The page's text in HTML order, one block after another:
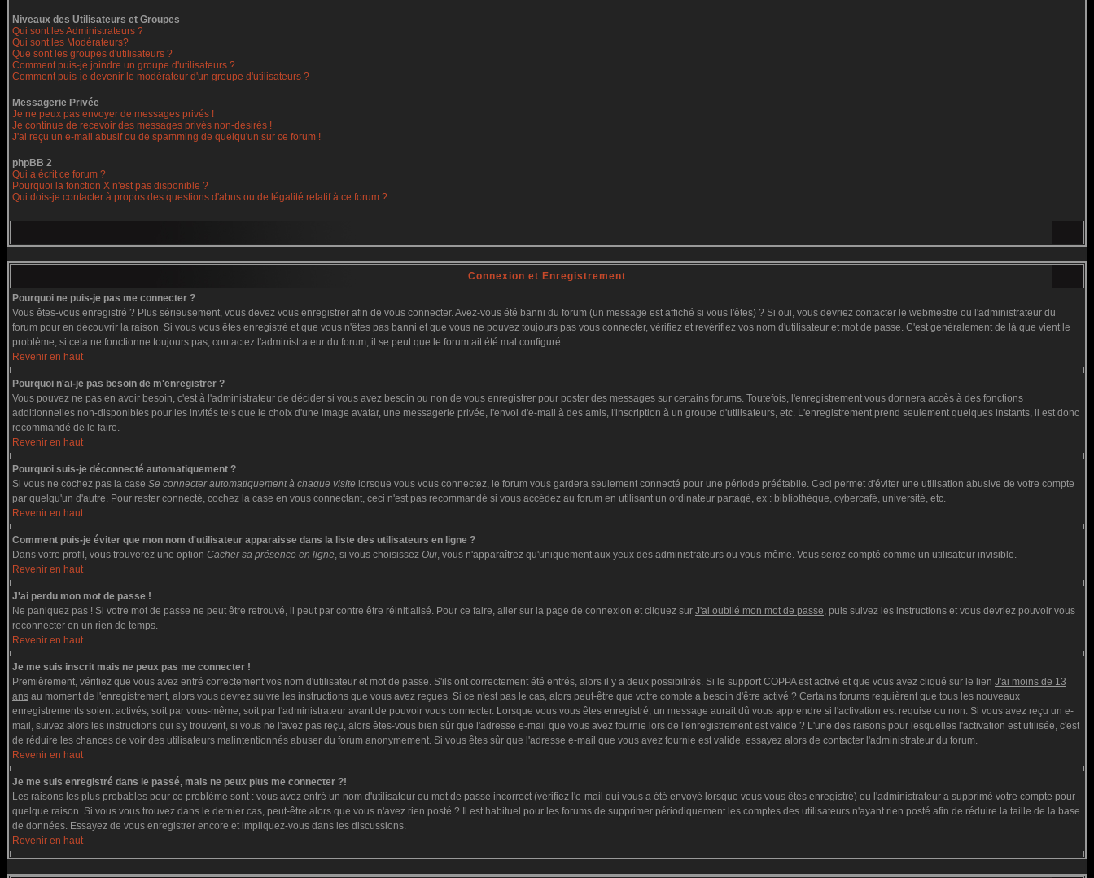
Niveaux des Utilisateurs et Groupes
Qui sont les Administrateurs ?
Qui sont les Modérateurs?
Que sont les groupes d'utilisateurs ?
Comment puis-je joindre un groupe d'utilisateurs ?
Comment puis-je devenir le modérateur d'un groupe d'utilisateurs ?
Messagerie Privée
Je ne peux pas envoyer de messages privés !
Je continue de recevoir des messages privés non-désirés !
J'ai reçu un e-mail abusif ou de spamming de quelqu'un sur ce forum !
phpBB 2
Qui a écrit ce forum ?
Pourquoi la fonction X n'est pas disponible ?
Qui dois-je contacter à propos des questions d'abus ou de légalité relatif à ce forum ?
Connexion et Enregistrement
Pourquoi ne puis-je pas me connecter ?
Vous êtes-vous enregistré ? Plus sérieusement, vous devez vous enregistrer afin de vous connecter. Avez-vous été banni du forum (un message est affiché si vous l'êtes) ? Si oui, vous devriez contacter le webmestre ou l'administrateur du
forum pour en découvrir la raison. Si vous vous êtes enregistré et que vous n'êtes pas banni et que vous ne pouvez toujours pas vous connecter, vérifiez et revérifiez vos nom d'utilisateur et mot de passe. C'est généralement de là que vient le
problème, si cela ne fonctionne toujours pas, contactez l'administrateur du forum, il se peut que le forum ait été mal configuré.
Revenir en haut
Pourquoi n'ai-je pas besoin de m'enregistrer ?
Vous pouvez ne pas en avoir besoin, c'est à l'administrateur de décider si vous avez besoin ou non de vous enregistrer pour poster des messages sur certains forums. Toutefois, l'enregistrement vous donnera accès à des fonctions
additionnelles non-disponibles pour les invités tels que le choix d'une image avatar, une messagerie privée, l'envoi d'e-mail à des amis, l'inscription à un groupe d'utilisateurs, etc. L'enregistrement prend seulement quelques instants, il est donc
recommandé de le faire.
Revenir en haut
Pourquoi suis-je déconnecté automatiquement ?
Si vous ne cochez pas la case Se connecter automatiquement à chaque visite lorsque vous vous connectez, le forum vous gardera seulement connecté pour une période préétablie. Ceci permet d'éviter une utilisation abusive de votre compte
par quelqu'un d'autre. Pour rester connecté, cochez la case en vous connectant, ceci n'est pas recommandé si vous accédez au forum en utilisant un ordinateur partagé, ex : bibliothèque, cybercafé, université, etc.
Revenir en haut
Comment puis-je éviter que mon nom d'utilisateur apparaisse dans la liste des utilisateurs en ligne ?
Dans votre profil, vous trouverez une option Cacher sa présence en ligne, si vous choisissez Oui, vous n'apparaîtrez qu'uniquement aux yeux des administrateurs ou vous-même. Vous serez compté comme un utilisateur invisible.
Revenir en haut
J'ai perdu mon mot de passe !
Ne paniquez pas ! Si votre mot de passe ne peut être retrouvé, il peut par contre être réinitialisé. Pour ce faire, aller sur la page de connexion et cliquez sur J'ai oublié mon mot de passe, puis suivez les instructions et vous devriez pouvoir vous
reconnecter en un rien de temps.
Revenir en haut
Je me suis inscrit mais ne peux pas me connecter !
Premièrement, vérifiez que vous avez entré correctement vos nom d'utilisateur et mot de passe. S'ils ont correctement été entrés, alors il y a deux possibilités. Si le support COPPA est activé et que vous avez cliqué sur le lien J'ai moins de 13
ans au moment de l'enregistrement, alors vous devrez suivre les instructions que vous avez reçues. Si ce n'est pas le cas, alors peut-être que votre compte a besoin d'être activé ? Certains forums requièrent que tous les nouveaux
enregistrements soient activés, soit par vous-même, soit par l'administrateur avant de pouvoir vous connecter. Lorsque vous vous êtes enregistré, un message aurait dû vous apprendre si l'activation est requise ou non. Si vous avez reçu un e-
mail, suivez alors les instructions qui s'y trouvent, si vous ne l'avez pas reçu, alors êtes-vous bien sûr que l'adresse e-mail que vous avez fournie lors de l'enregistrement est valide ? L'une des raisons pour lesquelles l'activation est utilisée, c'est
de réduire les chances de voir des utilisateurs malintentionnés abuser du forum anonymement. Si vous êtes sûr que l'adresse e-mail que vous avez fournie est valide, essayez alors de contacter l'administrateur du forum.
Revenir en haut
Je me suis enregistré dans le passé, mais ne peux plus me connecter ?!
Les raisons les plus probables pour ce problème sont : vous avez entré un nom d'utilisateur ou mot de passe incorrect (vérifiez l'e-mail qui vous a été envoyé lorsque vous vous êtes enregistré) ou l'administrateur a supprimé votre compte pour
quelque raison. Si vous vous trouvez dans le dernier cas, peut-être alors que vous n'avez rien posté ? Il est habituel pour les forums de supprimer périodiquement les comptes des utilisateurs n'ayant rien posté afin de réduire la taille de la base
de données. Essayez de vous enregistrer encore et impliquez-vous dans les discussions.
Revenir en haut